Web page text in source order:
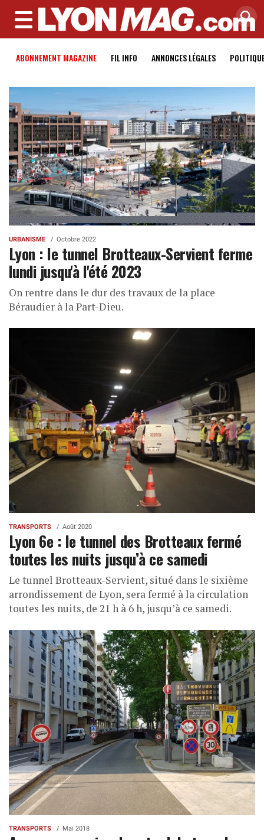
MENU
ABONNEMENT MAGAZINE FIL INFO ANNONCES LÉGALES
URBANISME Octobre 2022
Lyon : le tunnel Brotteaux-Servient ferme
lundi jusqu'à l'été 2023
On rentre dans le dur des travaux de la place
Béraudier à la Part-Dieu.
TRANSPORTS Août 2020
Lyon 6e : le tunnel des Brotteaux fermé
toutes les nuits jusqu’à ce samedi
Le tunnel Brotteaux-Servient, situé dans le sixième
arrondissement de Lyon, sera fermé à la circulation
toutes les nuits, de 21 h à 6 h, jusqu’à ce samedi.
TRANSPORTS Mai 2018